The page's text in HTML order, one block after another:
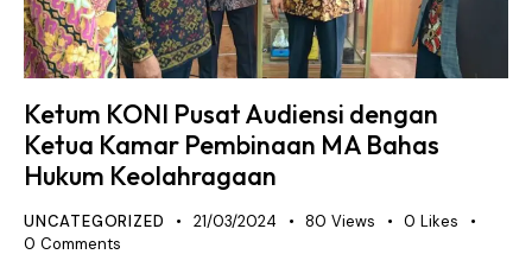
Ketum KONI Pusat Audiensi dengan
Ketua Kamar Pembinaan MA Bahas
Hukum Keolahragaan
UNCATEGORIZED 21/03/2024 80 Views 0 Likes
0 Comments